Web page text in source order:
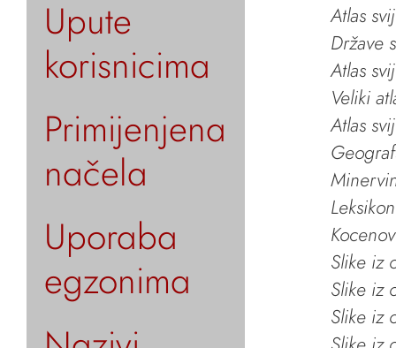
Upute
korisnicima
Primijenjena
načela
Uporaba
egzonima
Atlas
Države
Atlas
Veliki
Atlas
Slike iz
Slike iz
Slike iz